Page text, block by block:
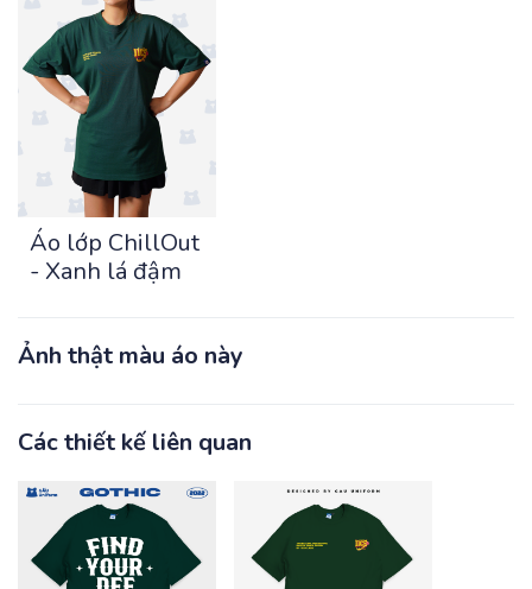
Áo lớp ChillOut
- Xanh lá đậm
Ảnh thật màu áo này
Các thiết kế liên quan